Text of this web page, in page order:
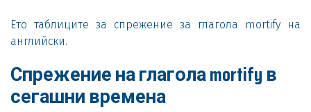
Ето таблиците за спрежение за глагола mortify на
английски.
Спрежение на глагола mortify в
сегашни времена